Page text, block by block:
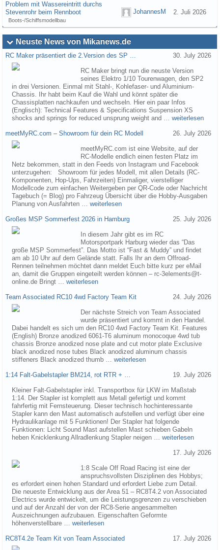
Problem mit Wassereintritt durchs
Stevenrohr beim Rennboot
Boots-/Schiffsmodellbau
JohannesM 2. Juli 2026
Neuste News von Mikanews.de
RC Maker präsentiert die 2.Version des SP … 30. July 2026
RC Maker bringt nun die neuste Version
seines Elektro 1/10 Tourenwagen, den SP2
in drei Versionen. Einmal mit Stahl-, Kohlefaser- und Aluminium-
Chassis. Ihr habt beim Kauf die Wahl und könnt später die
Chassisplatten nachkaufen und wechseln. Hier ein paar Infos
(Englisch): Technical Features & Specifications Suspension XS
shocks and springs for reduced unsprung weight and … weiterlesen
meetMyRC.com – Showroom für dein RC Modell 26. July 2026
meetMyRC.com ist eine Website, auf der
RC-Modelle endlich einen festen Platz im
Netz bekommen, statt in den Feeds von Instagram und Facebook
unterzugehen: Showroom für jedes Modell, mit allen Details (RC-
Komponenten, Hop-Ups, Fahrzeiten) Einmaliger, vierstelliger
Modellcode zum einfachen Weitergeben per QR-Code oder Nachricht
Tagebuch (= Blog) pro Fahrzeug Übersicht über die Hobby-Ausgaben
Planung von Ausfahrten … weiterlesen
Großes MSP Sommerfest 2026 in Hamburg 25. July 2026
In diesem Jahr gibt es im RC
Motorsportpark Harburg wieder das “Das
große MSP Sommerfest”. Das Motto ist “Fast & Muddy” und findet
am ab 10 Uhr auf dem Gelände statt. Falls Ihr an dem Offroad-
Rennen teilnehmen möchtet dann meldet Euch bitte kurz per eMail
an, damit die Gruppen eingeteilt werden können – rc-3elements@t-
online.de Bringt … weiterlesen
Team Associated RC10 4wd Factory Team Kit 24. July 2026
Der nächste Streich von Team Associated
wurde präsentiert und kommt in den Handel.
Dabei handelt es sich um den RC10 4wd Factory Team Kit. Features
(English) Bronze anodized 6061-T6 aluminum monocoque 4wd tub
chassis Bronze anodized nose plate and cut motor plate Exclusive
black anodized nose tubes Black anodized aluminum chassis
stiffeners Black anodized thumb … weiterlesen
1:14 Falt-Gabelstapler BM214, rot RTR + … 19. July 2026
Kleiner Falt-Gabelstapler inkl. Transportbox für LKW im Maßstab
1:14. Der Stapler ist komplett aus Metall gefertigt und kommt
fahrfertig mit Fernsteuerung. Dieser technisch hochinteressante
Stapler kann den Mast automatisch aufstellen und verfügt über eine
Hydraulikanlage mit 5 Funktionen! Der Stapler hat folgende
Funktionen: Licht Sound Mast aufstellen Mast schieben Gabeln
heben Knicklenkung Allradlenkung Stapler neigen … weiterlesen
17. July 2026
1:8 Scale Off Road Racing ist eine der
anspruchsvollsten Disziplinen des Hobbys;
es erfordert einen hohen Standard und erfordert Liebe zum Detail.
Die neueste Entwicklung aus der Area 51 – RC8T4.2 von Associated
Electrics wurde entwickelt, um die Leistungsgrenzen zu verschieben
und auf der Anzahl der von der RC8-Serie angesammelten
Auszeichnungen aufzubauen. Eigenschaften Geformte
höhenverstellbare … weiterlesen
RC8T4.2e Team Kit von Team Associated 17. July 2026